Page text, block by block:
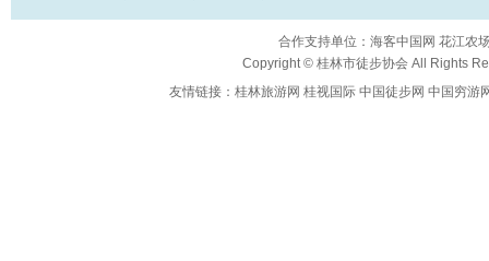
合作支持单位： 海客中国网 花江农
Copyright © 桂林市徒步协会All Rights
友情链接： 桂林旅游网 桂视国际 中国徒步网 中国穷游